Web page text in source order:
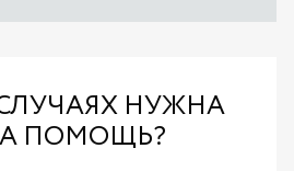
НУЖНА
ПОМОЩЬ?